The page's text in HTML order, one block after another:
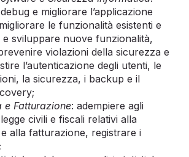
e migliorare l’applicazione
le funzionalità esistenti e
sviluppare nuove funzionalità,
violazioni della sicurezza e
l’autenticazione degli utenti, le
la sicurezza, i backup e il
e Fatturazione: adempiere agli
civili e fiscali relativi alla
alla fatturazione, registrare i